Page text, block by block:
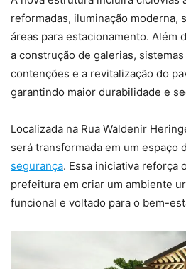
reformadas, iluminação moderna,
áreas para estacionamento. Além
a construção de galerias,
contenções e a revitalização do
garantindo maior durabilidade e
Localizada na Rua Waldenir
será transformada em um espaço
segurança. Essa iniciativa reforça
prefeitura em criar um ambiente
funcional e voltado para o bem-